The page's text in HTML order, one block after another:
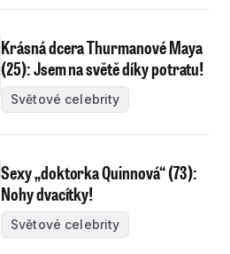
Krásná dcera Thurmanové Maya
(25): Jsem na světě díky potratu!
Světové celebrity
Sexy „doktorka Quinnová“ (73):
Nohy dvacítky!
Světové celebrity